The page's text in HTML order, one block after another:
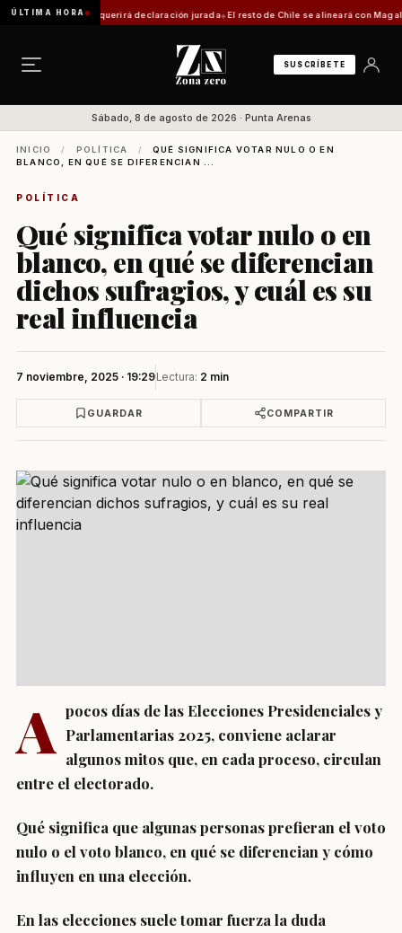
ÚLTIMA HORA
trámite requerirá declaración jurada El resto de Chile se alineará con
SUSCRÍBETE
Sábado, 8 de agosto de 2026 · Punta Arenas
INICIO / POLÍTICA /
QUÉ SIGNIFICA VOTAR NULO O EN
BLANCO, EN QUÉ SE DIFERENCIAN ...
POLÍTICA
Qué significa votar nulo o en
blanco, en qué se diferencian
dichos sufragios, y cuál es su
real influencia
7 noviembre, 2025 · 19:29Lectura: 2 min
GUARDAR COMPARTIR
A pocos días de las Elecciones Presidenciales y
Parlamentarias 2025, conviene aclarar
algunos mitos que, en cada proceso, circulan
entre el electorado.
Qué significa que algunas personas prefieran el voto
nulo o el voto blanco, en qué se diferencian y cómo
influyen en una elección.
En las elecciones suele tomar fuerza la duda